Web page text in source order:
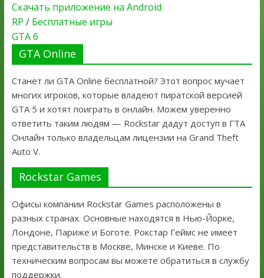
Скачать приложение на Android
RP / Бесплатные игры
GTA 6
GTA Online
Станет ли GTA Online бесплатной? Этот вопрос мучает
многих игроков, которые владеют пиратской версией
GTA 5 и хотят поиграть в онлайн. Можем уверенно
ответить таким людям — Rockstar дадут доступ в ГТА
Онлайн только владельцам лицензии на Grand Theft
Auto V.
Rockstar Games
Офисы компании Rockstar Games расположены в
разных странах. Основные находятся в Нью-Йорке,
Лондоне, Париже и Боготе. Рокстар Геймс не имеет
представительств в Москве, Минске и Киеве. По
техническим вопросам вы можете обратиться в службу
поддержки.